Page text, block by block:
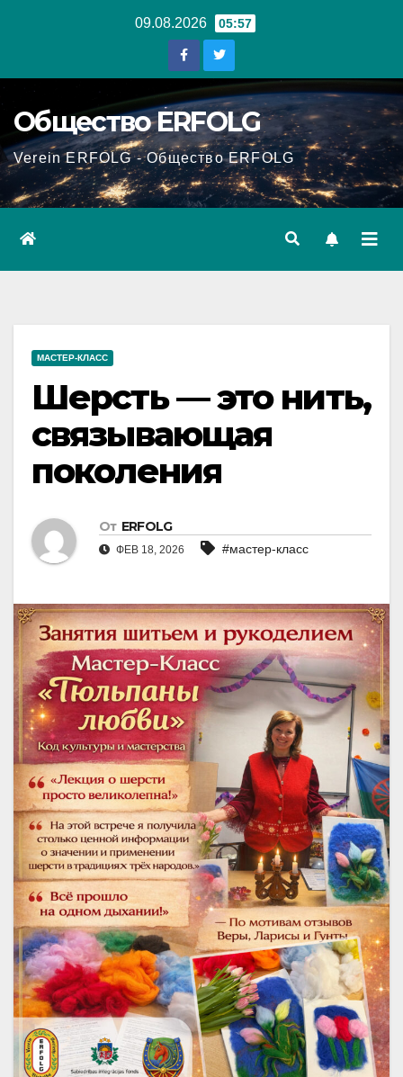
09.08.2026 05:57
Общество ERFOLG
Verein ERFOLG - Общество ERFOLG
МАСТЕР-КЛАСС
Шерсть — это нить,
связывающая
поколения
От ERFOLG
ФЕВ 18, 2026 #мастер-класс